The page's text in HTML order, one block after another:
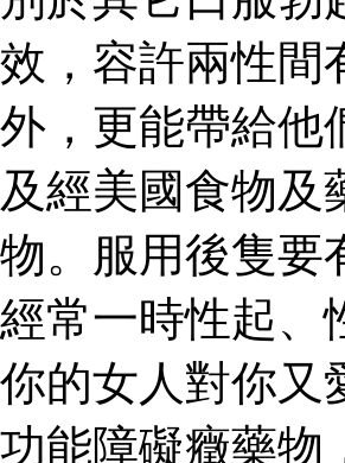
效，容許兩性間
外，更能帶給他
及經美國食物及
物。服用後隻要
經常一時性起、
你的女人對你又
功能障礙癥藥物